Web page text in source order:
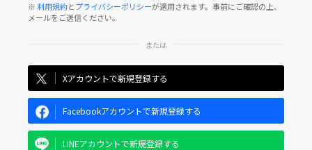
※利用規約とプライバシーポリシーが適用されます。事前にご確認の上、
メールをご送信ください。
Xアカウントで新規登録する
Facebookアカウントで新規登録する
LINEアカウントで新規登録する